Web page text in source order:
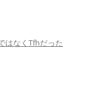
はなくTfhだった